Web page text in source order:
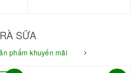
SỮA
phẩm khuyến mãi